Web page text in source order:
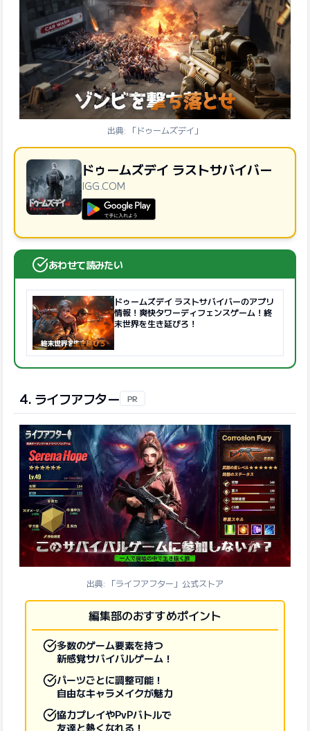
出典: 「ドゥームズデイ」
ドゥームズデイ ラストサバイバー
IGG.COM
あわせて読みたい
ドゥームズデイ ラストサバイバーのアプリ
情報！爽快タワーディフェンスゲーム！終
末世界を生き延びろ！
4. ライフアフター PR
出典: 「ライフアフター」公式ストア
編集部のおすすめポイント
多数のゲーム要素を持つ
新感覚サバイバルゲーム！
パーツごとに調整可能！
自由なキャラメイクが魅力
協力プレイやPvPバトルで
友達と熱くなれる！